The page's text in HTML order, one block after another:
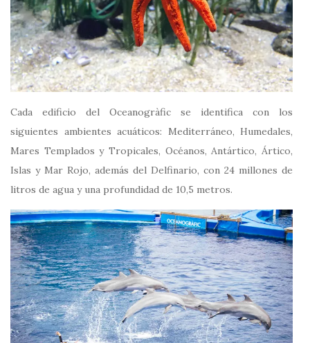
Cada edificio del Oceanogràfic se identifica con los
siguientes ambientes acuáticos: Mediterráneo, Humedales,
Mares Templados y Tropicales, Océanos, Antártico, Ártico,
Islas y Mar Rojo, además del Delfinario, con 24 millones de
litros de agua y una profundidad de 10,5 metros.